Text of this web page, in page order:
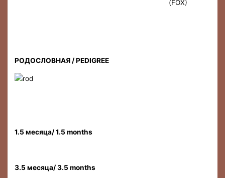
(FOX)
РОДОСЛОВНАЯ / PEDIGREE
1.5 месяца/ 1.5 months
3.5 месяца/ 3.5 months